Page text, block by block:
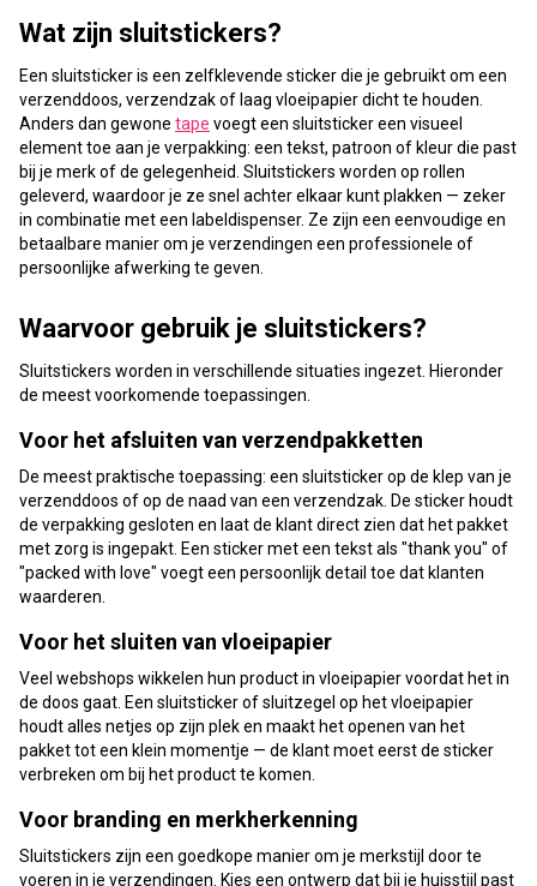
Wat zijn sluitstickers?
Een sluitsticker is een zelfklevende sticker die je gebruikt om een
verzenddoos, verzendzak of laag vloeipapier dicht te houden.
Anders dan gewone tape voegt een sluitsticker een visueel
element toe aan je verpakking: een tekst, patroon of kleur die past
bij je merk of de gelegenheid. Sluitstickers worden op rollen
geleverd, waardoor je ze snel achter elkaar kunt plakken — zeker
in combinatie met een labeldispenser. Ze zijn een eenvoudige en
betaalbare manier om je verzendingen een professionele of
persoonlijke afwerking te geven.
Waarvoor gebruik je sluitstickers?
Sluitstickers worden in verschillende situaties ingezet. Hieronder
de meest voorkomende toepassingen.
Voor het afsluiten van verzendpakketten
De meest praktische toepassing: een sluitsticker op de klep van je
verzenddoos of op de naad van een verzendzak. De sticker houdt
de verpakking gesloten en laat de klant direct zien dat het pakket
met zorg is ingepakt. Een sticker met een tekst als "thank you" of
"packed with love" voegt een persoonlijk detail toe dat klanten
waarderen.
Voor het sluiten van vloeipapier
Veel webshops wikkelen hun product in vloeipapier voordat het in
de doos gaat. Een sluitsticker of sluitzegel op het vloeipapier
houdt alles netjes op zijn plek en maakt het openen van het
pakket tot een klein momentje — de klant moet eerst de sticker
verbreken om bij het product te komen.
Voor branding en merkherkenning
Sluitstickers zijn een goedkope manier om je merkstijl door te
voeren in je verzendingen. Kies een ontwerp dat bij je huisstijl past